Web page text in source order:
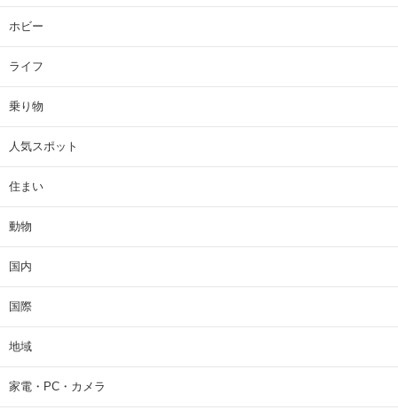
ホビー
ライフ
乗り物
人気スポット
住まい
動物
国内
国際
地域
家電・PC・カメラ